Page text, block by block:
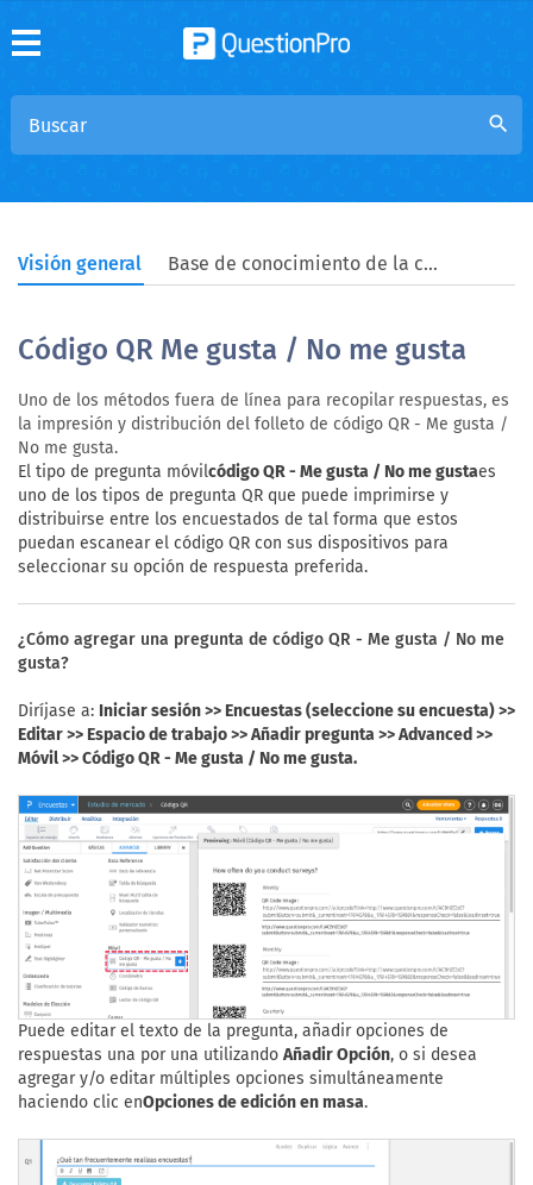
search
Visión general Base de conocimiento de la comunidad
Código QR Me gusta / No me gusta
Uno de los métodos fuera de línea para recopilar respuestas, es
la impresión y distribución del folleto de código QR - Me gusta /
No me gusta.
El tipo de pregunta móvilcódigo QR - Me gusta / No me gustaes
uno de los tipos de pregunta QR que puede imprimirse y
distribuirse entre los encuestados de tal forma que estos
puedan escanear el código QR con sus dispositivos para
seleccionar su opción de respuesta preferida.
¿Cómo agregar una pregunta de código QR - Me gusta / No me
gusta?
Diríjase a: Iniciar sesión >> Encuestas (seleccione su encuesta) >>
Editar >> Espacio de trabajo >> Añadir pregunta >> Advanced >>
Móvil >> Código QR - Me gusta / No me gusta.
Puede editar el texto de la pregunta, añadir opciones de
respuestas una por una utilizando Añadir Opción, o si desea
agregar y/o editar múltiples opciones simultáneamente
haciendo clic enOpciones de edición en masa.